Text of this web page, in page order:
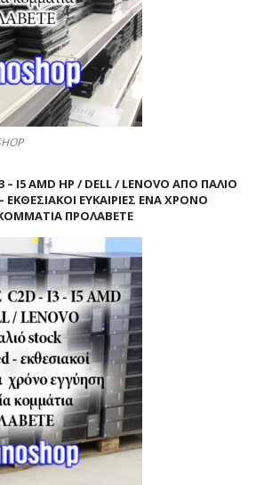
I5 AMD HP / DELL / LENOVO ΑΠΟ ΠΑΛΙΌ
– ΕΚΘΕΣΙΑΚΟΊ ΕΥΚΑΙΡΊΕΣ ΈΝΑ ΧΡΌΝΟ
ΠΡΟΛΑΒΕΤΕ